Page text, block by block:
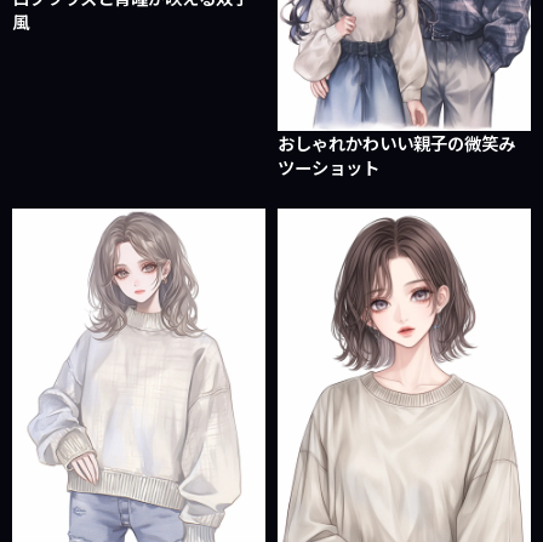
風
おしゃれかわいい親子の微笑み
ツーショット